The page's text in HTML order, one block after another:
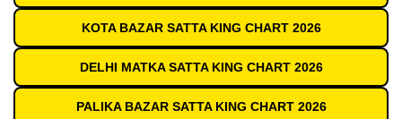
KOTA BAZAR SATTA KING CHART 2026
DELHI MATKA SATTA KING CHART 2026
PALIKA BAZAR SATTA KING CHART 2026